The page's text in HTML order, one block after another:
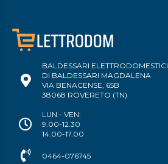
BALDESSARI ELETTRODOMESTICI
DI BALDESSARI MAGDALENA
VIA BENACENSE, 65B
38068 ROVERETO (TN)
LUN - VEN:
9.00-12.30
14.00-17.00
0464-076745